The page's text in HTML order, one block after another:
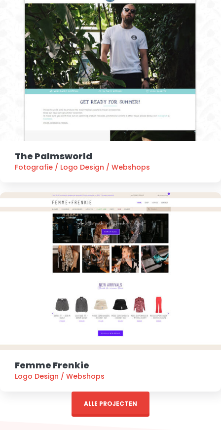
The Palmsworld
Fotografie / Logo Design / Webshops
Femme Frenkie
Logo Design / Webshops
ALLE PROJECTEN